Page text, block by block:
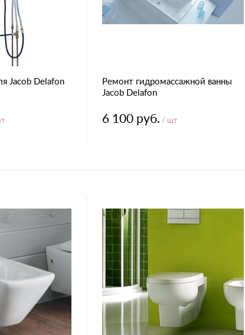
Jacob Delafon
Ремонт гидромассажной ванны
Jacob Delafon
6 100 руб. / шт